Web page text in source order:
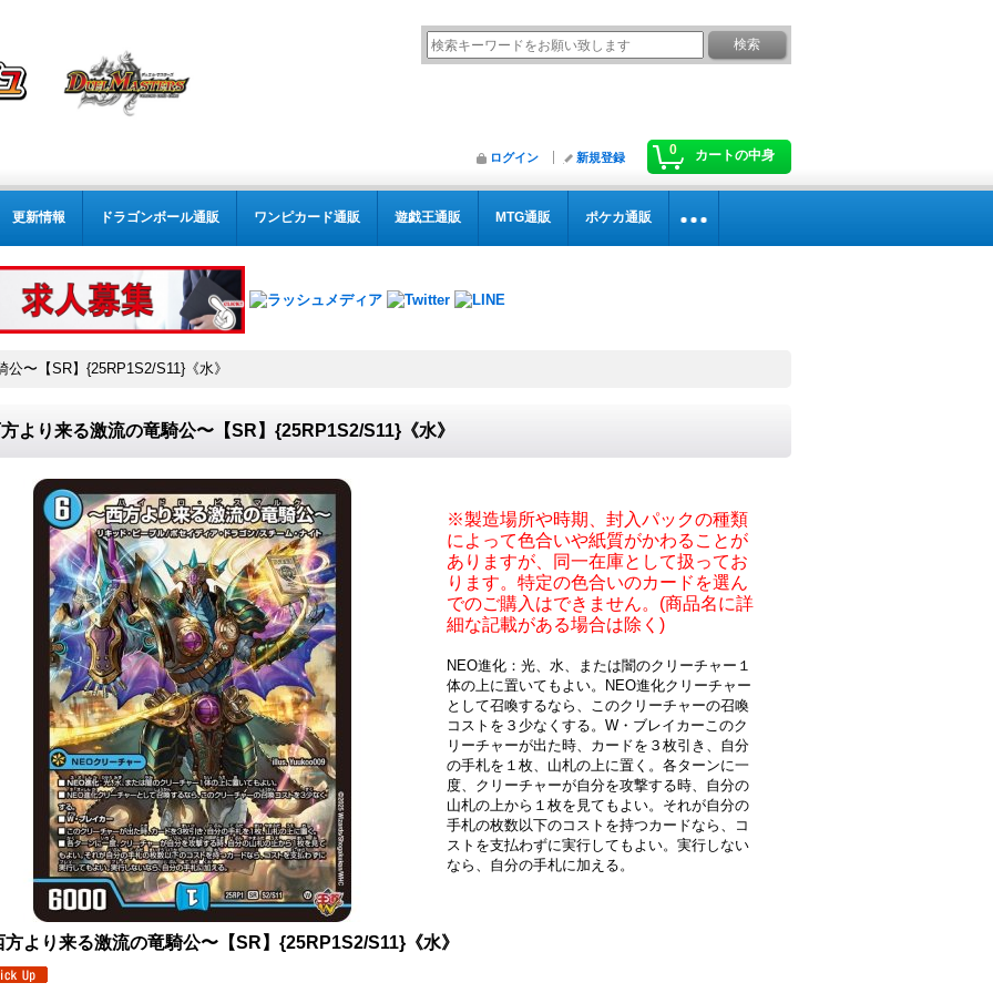
0 カートの中身
ログイン 新規登録
更新情報 ドラゴンボール通販 ワンピカード通販 遊戯王通販 MTG通販 ポケカ通販
〜【SR】{25RP1S2/S11}《水》
より来る激流の竜騎公〜【SR】{25RP1S2/S11}《水》
※製造場所や時期、封入パックの種類
によって色合いや紙質がかわることが
ありますが、同一在庫として扱ってお
ります。特定の色合いのカードを選ん
でのご購入はできません。(商品名に詳
細な記載がある場合は除く)
NEO進化：光、水、または闇のクリーチャー１
体の上に置いてもよい。NEO進化クリーチャー
として召喚するなら、このクリーチャーの召喚
コストを３少なくする。W・ブレイカーこのク
リーチャーが出た時、カードを３枚引き、自分
の手札を１枚、山札の上に置く。各ターンに一
度、クリーチャーが自分を攻撃する時、自分の
山札の上から１枚を見てもよい。それが自分の
手札の枚数以下のコストを持つカードなら、コ
ストを支払わずに実行してもよい。実行しない
なら、自分の手札に加える。
方より来る激流の竜騎公〜【SR】{25RP1S2/S11}《水》